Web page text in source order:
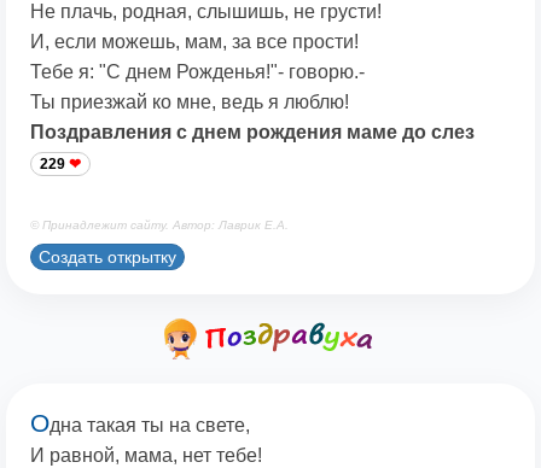
Не плачь, родная, слышишь, не грусти!
И, если можешь, мам, за все прости!
Тебе я: "С днем Рожденья!"- говорю.-
Ты приезжай ко мне, ведь я люблю!
Поздравления с днем рождения маме до слез
229
© Принадлежит сайту. Автор: Лаврик Е.А.
Создать открытку
Одна такая ты на свете,
И равной, мама, нет тебе!